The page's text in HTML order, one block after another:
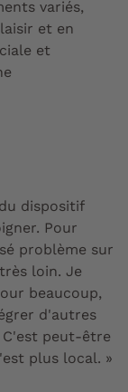
variés,
et en
et
dispositif
Pour
problème sur
loin. Je
beaucoup,
d'autres
C'est peut-être
plus local. »